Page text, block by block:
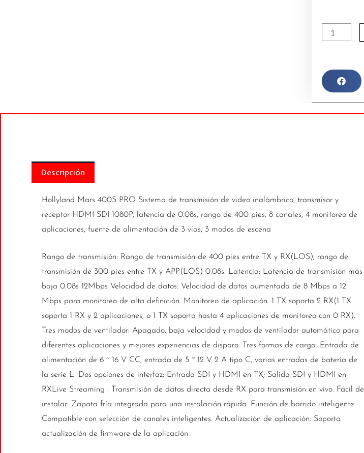
Sistema
de
video
inalámbrico
Descripción
Hollyland Mars 400S PRO Sistema de transmisión de video inalámbrico, transmisor y
receptor HDMI SDI 1080P, latencia de 0.08s, rango de 400 pies, 8 canales, 4 monitoreo de
aplicaciones, fuente de alimentación de 3 vías, 3 modos de escena
Rango de transmisión: Rango de transmisión de 400 pies entre TX y RX(LOS); rango de
transmisión de 300 pies entre TX y APP(LOS) 0.08s. Latencia: Latencia de transmisión más
baja 0.08s 12Mbps Velocidad de datos: Velocidad de datos aumentada de 8 Mbps a 12
Mbps para monitoreo de alta definición. Monitoreo de aplicación: 1 TX soporta 2 RX(1 TX
soporta 1 RX y 2 aplicaciones, o 1 TX soporta hasta 4 aplicaciones de monitoreo con 0 RX).
Tres modos de ventilador: Apagado, baja velocidad y modos de ventilador automático para
diferentes aplicaciones y mejores experiencias de disparo. Tres formas de carga: Entrada de
alimentación de 6 ~ 16 V CC, entrada de 5 ~ 12 V 2 A tipo C, varias entradas de batería de
la serie L. Dos opciones de interfaz: Entrada SDI y HDMI en TX; Salida SDI y HDMI en
RXLive Streaming : Transmisión de datos directa desde RX para transmisión en vivo. Fácil de
instalar: Zapata fría integrada para una instalación rápida. Función de barrido inteligente:
Compatible con selección de canales inteligentes. Actualización de aplicación: Soporta
actualización de firmware de la aplicación